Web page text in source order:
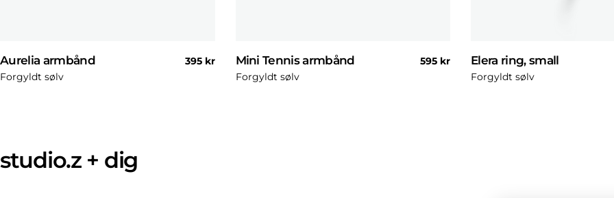
Aurelia armbånd
Normal
395 kr
Forgyldt sølv
Mini Tennis armbånd
Normal
595 kr
Forgyldt sølv
Elera ring, small
Forgyldt sølv
studio.z + dig